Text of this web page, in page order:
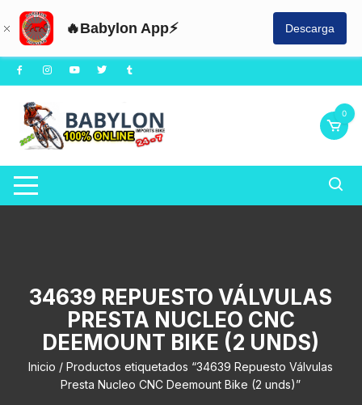
🔥Babylon App⚡ Descarga
Saltar
al
contenido
0
34639 REPUESTO VÁLVULAS
PRESTA NUCLEO CNC
DEEMOUNT BIKE (2 UNDS)
Inicio / Productos etiquetados “34639 Repuesto Válvulas
Presta Nucleo CNC Deemount Bike (2 unds)”